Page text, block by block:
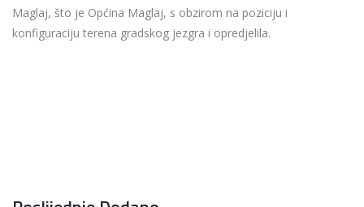
Maglaj, što je Općina Maglaj, s obzirom na poziciju i
konfiguraciju terena gradskog jezgra i opredjelila.